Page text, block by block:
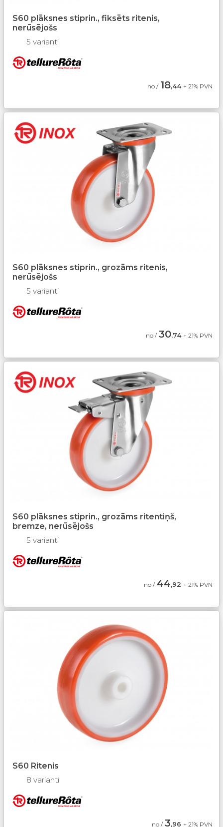
S60 plāksnes stiprin., fiksēts ritenis,
nerūsējošs
5 varianti
no / 18,44 + 21% PVN
S60 plāksnes stiprin., grozāms ritenis,
nerūsējošs
5 varianti
no / 30,74 + 21% PVN
S60 plāksnes stiprin., grozāms ritentiņš,
bremze, nerūsējošs
5 varianti
no / 44,92 + 21% PVN
S60 Ritenis
8 varianti
no / 3,96 + 21% PVN